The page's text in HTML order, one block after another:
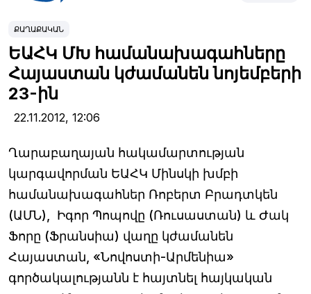
ՔԱՂԱՔԱԿԱՆ
ԵԱՀԿ ՄԽ համանախագահները
Հայաստան կժամանեն նոյեմբերի
23-ին
22.11.2012, 12:06
Ղարաբաղայան հակամարտության
կարգավորման ԵԱՀԿ Մինսկի խմբի
համանախագահներ Ռոբերտ Բրադտկեն
(ԱՄՆ), Իգոր Պոպովը (Ռուսաստան) և Ժակ
Ֆորը (Ֆրանսիա) վաղը կժամանեն
Հայաստան, «Նովոստի-Արմենիա»
գործակալությանն է հայտնել հայկական